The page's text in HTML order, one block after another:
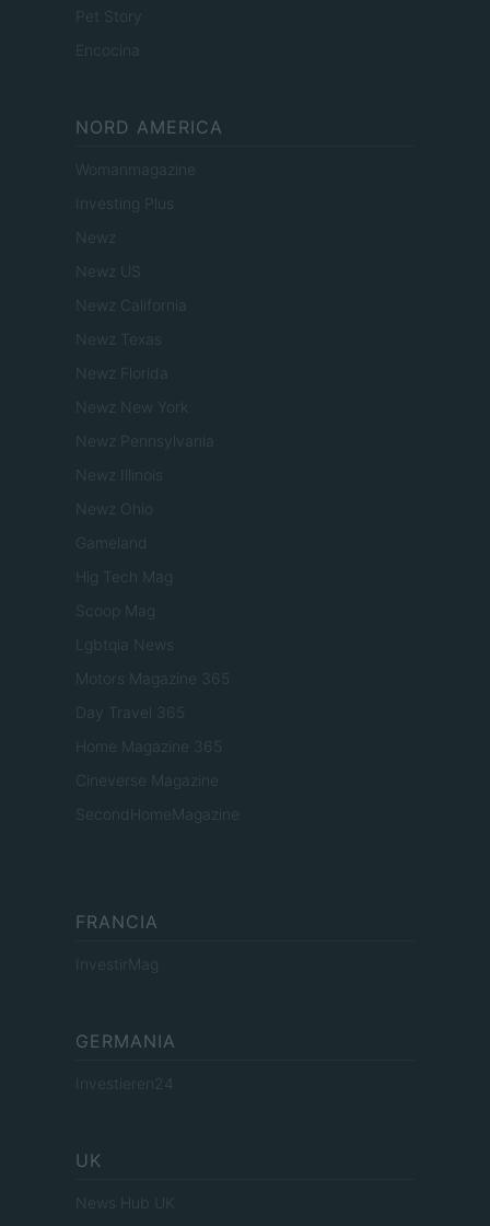
Pet Story
Encocina
NORD AMERICA
Womanmagazine
Investing Plus
Newz
Newz US
Newz California
Newz Texas
Newz Florida
Newz New York
Newz Pennsylvania
Newz Illinois
Newz Ohio
Gameland
Hig Tech Mag
Scoop Mag
Lgbtqia News
Motors Magazine 365
Day Travel 365
Home Magazine 365
Cineverse Magazine
SecondHomeMagazine
FRANCIA
InvestirMag
GERMANIA
Investieren24
UK
News Hub UK